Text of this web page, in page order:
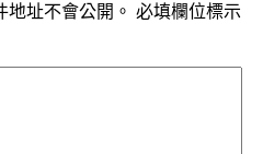
址不會公開。 必填欄位標示